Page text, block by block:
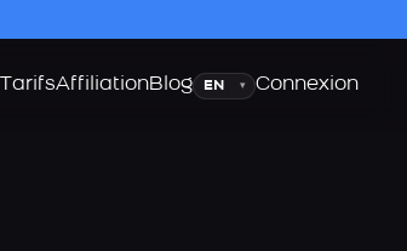
TarifsAffiliationBlogLangue
▾ Connexion